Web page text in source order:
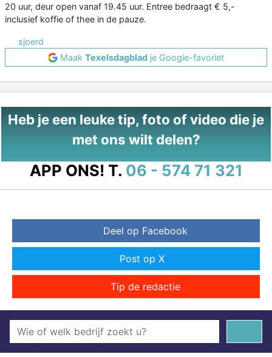
20 uur, deur open vanaf 19.45 uur. Entree bedraagt € 5,-
inclusief koffie of thee in de pauze.
sjoerd
Maak Texelsdagblad je Google-favoriet
Heb je een leuke tip, foto of video die je
met ons wilt delen?
APP ONS! T. 06 - 574 71 321
Deel op Facebook
Post op X
Tip de redactie